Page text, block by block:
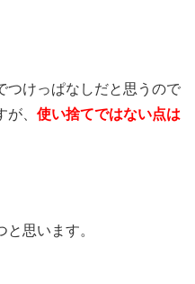
つけっぱなしだと思うので
、 使い捨てではない点は
思います。